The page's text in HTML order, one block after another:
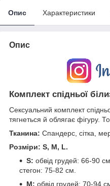
Опис Характеристики
Опис
Комплект спідньої
Сексуальний комплект
тягнеться й облягає фігуру.
Тканина: Спандерс, сітка,
Розміри: S, M, L.
S: обвід грудей: 66-90
стегон: 75-82 см.
М: обвід грудей: 70-94